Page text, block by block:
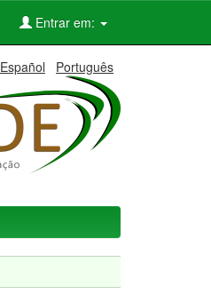
Entrar em:
Español Português